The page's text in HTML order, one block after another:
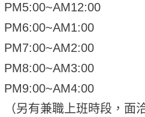
PM5:00~AM12:00
PM6:00~AM1:00
PM7:00~AM2:00
PM8:00~AM3:00
PM9:00~AM4:00
（另有兼職上班時段，面洽